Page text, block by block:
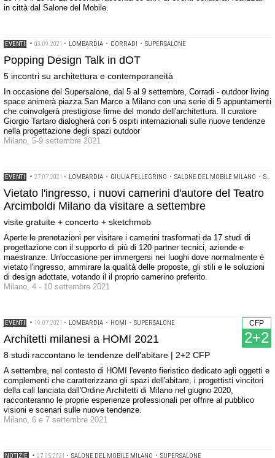
in città dal Salone del Mobile.
EVENTI • 03.09.2021 • LOMBARDIA • CORRADI • SUPERSALONE
Popping Design Talk in dOT
5 incontri su architettura e contemporaneità
In occasione del Supersalone, dal 5 al 9 settembre, Corradi - outdoor living
space animerà piazza San Marco a Milano con una serie di 5 appuntamenti
che coinvolgerà prestigiose firme del mondo dell'architettura. Il curatore
Giorgio Tartaro dialogherà con 5 ospiti internazionali sulle nuove tendenze
nella progettazione degli spazi outdoor
Milano, 5-9 settembre 2021
EVENTI • 27.07.2021 • LOMBARDIA • GIULIA PELLEGRINO • SALONE DEL MOBILE MILANO • SUPERSALONE
Vietato l'ingresso, i nuovi camerini d'autore del Teatro
Arcimboldi Milano da visitare a settembre
visite gratuite + concerto + sketchmob
Aperte le prenotazioni per visitare i camerini trasformati da 17 studi di
progettazione con il supporto di più di 120 partner tecnici, aziende e
maestranze. Un'occasione per immergersi nei luoghi dove normalmente è
vietato l'ingresso, ammirare la qualità delle proposte, gli stili e le soluzioni
di design adottate, votando il il proprio camerino preferito.
Milano, 4 - 10 settembre 2021
CFP
2+2
EVENTI • 19.07.2021 • LOMBARDIA • HOMI • SUPERSALONE
Architetti milanesi a HOMI 2021
8 studi raccontano le tendenze dell'abitare | 2+2 CFP
A settembre, nel contesto di HOMI l'evento fieristico dedicato agli oggetti e
complementi che caratterizzano gli spazi dell'abitare, i progettisti vincitori
della call lanciata dall'Ordine Architetti di Milano nel giugno 2020,
racconteranno le proprie esperienze professionali per offrire al pubblico
visioni e scenari sulle nuove tendenze.
Milano, 6 e 7 settembre 2021
NOTIZIE • 27.05.2021 • SALONE DEL MOBILE MILANO • SUPERSALONE